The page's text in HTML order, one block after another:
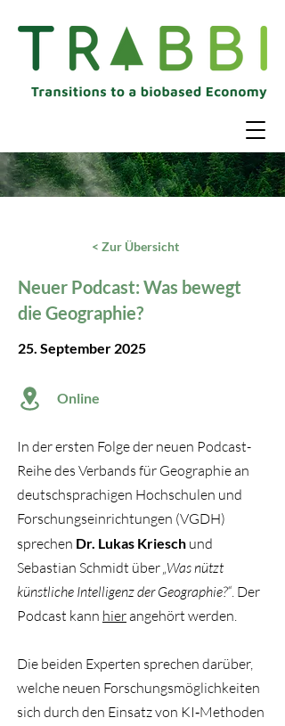
< Zur Übersicht
Neuer Podcast: Was bewegt
die Geographie?
25. September 2025
Online
In der ersten Folge der neuen Podcast-
Reihe des Verbands für Geographie an
deutschsprachigen Hochschulen und
Forschungseinrichtungen (VGDH)
sprechen Dr. Lukas Kriesch und
Sebastian Schmidt über„Was nützt
künstliche Intelligenz der Geographie?“. Der
Podcast kann hierangehört werden.
Die beiden Experten sprechen darüber,
welche neuen Forschungsmöglichkeiten
sich durch den Einsatz von KI‑Methoden